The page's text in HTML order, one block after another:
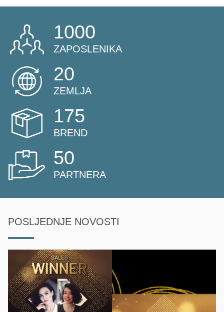
1000
ZAPOSLENIKA
20
ZEMLJA
175
BREND
50
PARTNERA
POSLJEDNJE NOVOSTI